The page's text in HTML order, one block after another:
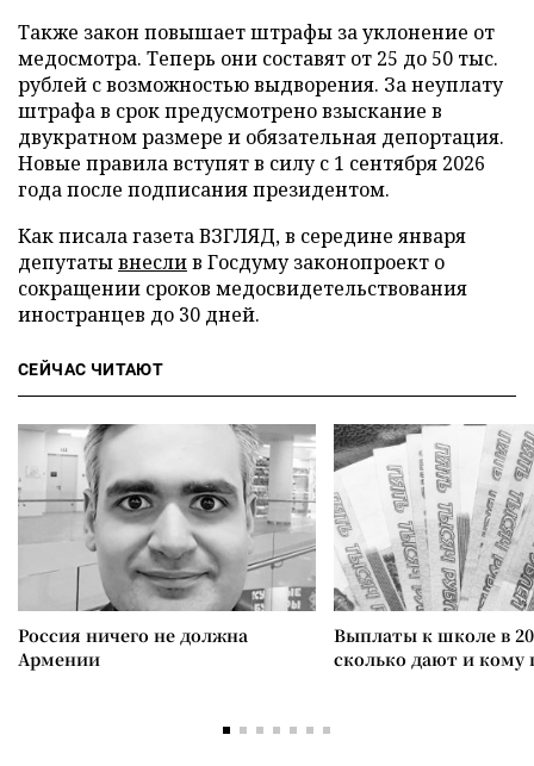
Также закон повышает штрафы за уклонение от
медосмотра. Теперь они составят от 25 до 50 тыс.
рублей с возможностью выдворения. За неуплату
штрафа в срок предусмотрено взыскание в
двукратном размере и обязательная депортация.
Новые правила вступят в силу с 1 сентября 2026
года после подписания президентом.
Как писала газета ВЗГЛЯД, в середине января
депутатывнеслив Госдуму законопроект о
сокращении сроков медосвидетельствования
иностранцев до 30 дней.
СЕЙЧАС ЧИТАЮТ
Россия ничего не должна
Армении
Выплаты к школе в
сколько дают и